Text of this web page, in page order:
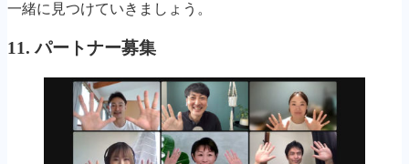
一緒に見つけていきましょう。
11. パートナー募集